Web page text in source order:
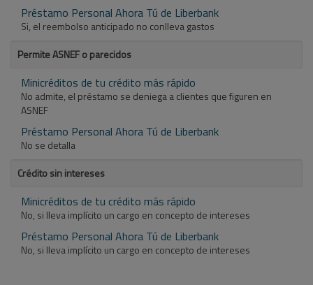
Préstamo Personal Ahora Tú de Liberbank
Si, el reembolso anticipado no conlleva gastos
Permite ASNEF o parecidos
Minicréditos de tu crédito más rápido
No admite, el préstamo se deniega a clientes que figuren en
ASNEF
Préstamo Personal Ahora Tú de Liberbank
No se detalla
Crédito sin intereses
Minicréditos de tu crédito más rápido
No, si lleva implícito un cargo en concepto de intereses
Préstamo Personal Ahora Tú de Liberbank
No, si lleva implícito un cargo en concepto de intereses